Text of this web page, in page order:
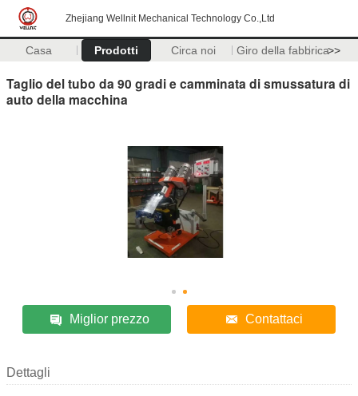
Zhejiang Wellnit Mechanical Technology Co.,Ltd
Casa Prodotti Circa noi Giro della fabbrica>>
Taglio del tubo da 90 gradi e camminata di smussatura di
auto della macchina
Miglior prezzo Contattaci
Dettagli